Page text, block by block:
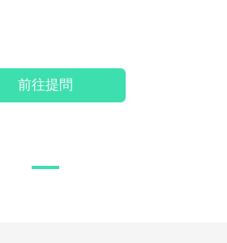
前往提問